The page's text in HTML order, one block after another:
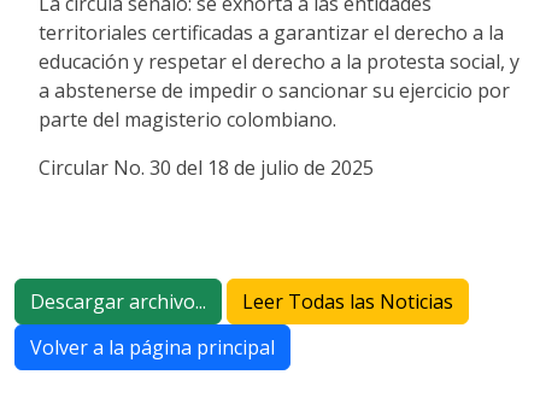
territoriales certificadas a garantizar el derecho a la
educación y respetar el derecho a la protesta social, y
a abstenerse de impedir o sancionar su ejercicio por
parte del magisterio colombiano.
Circular No. 30 del 18 de julio de 2025
Descargar archivo...
Leer Todas las Noticias
Volver a la página principal